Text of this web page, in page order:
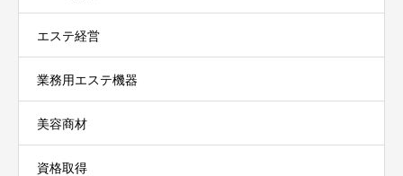
エステ経営
業務用エステ機器
美容商材
資格取得